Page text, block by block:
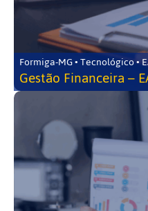
Formiga-MG • Tecnológico •
Gestão Financeira –